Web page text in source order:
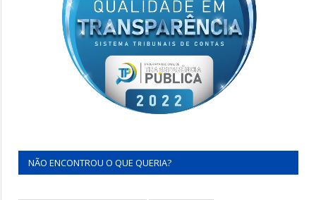
NÃO ENCONTROU O QUE QUERIA?